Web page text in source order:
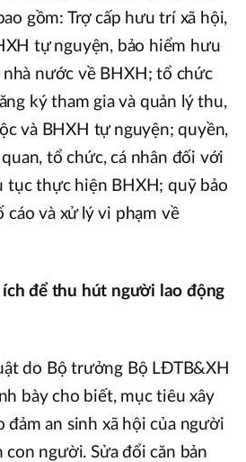
gồm: Trợ cấp hưu trí xã hội,
tự nguyện, bảo hiểm hưu
nước về BHXH; tổ chức
ký tham gia và quản lý thu,
và BHXH tự nguyện; quyền,
tổ chức, cá nhân đối với
tục thực hiện BHXH; quỹ bảo
cáo và xử lý vi phạm về
để thu hút người lao động
do Bộ trưởng Bộ LĐTB&XH
bày cho biết, mục tiêu xây
đảm an sinh xã hội của người
người. Sửa đổi căn bản